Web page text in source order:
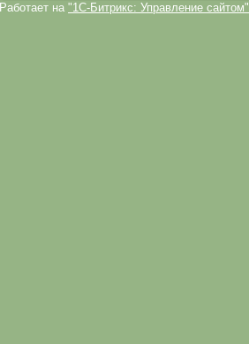
Работает на "1C-Битрикс: Управление сайтом"